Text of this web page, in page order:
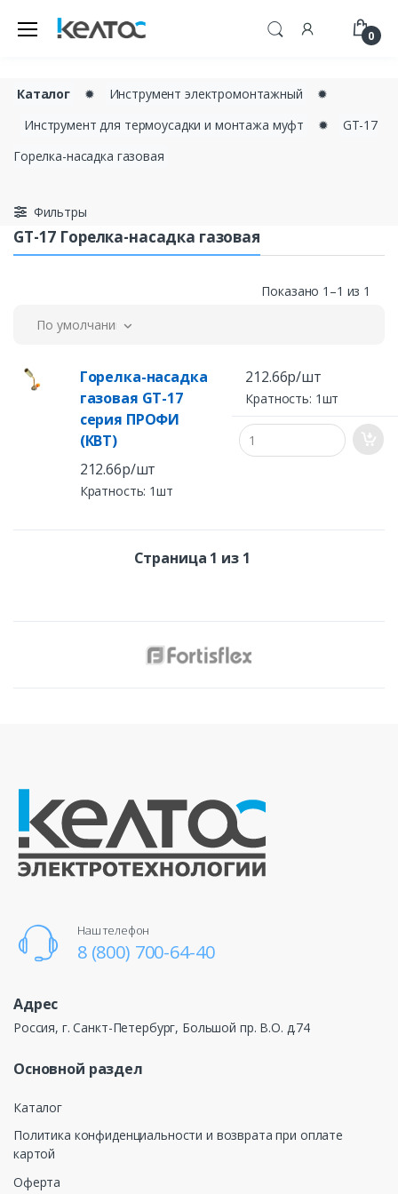
0
Каталог ✹ Инструмент электромонтажный
✹
Инструмент для термоусадки и монтажа муфт
✹
GT-17
Горелка-насадка газовая
Фильтры
GT-17 Горелка-насадка газовая
Показано 1–1 из 1
По умолчанию
Горелка-насадка
газовая GT-17
серия ПРОФИ
(КВТ)
212.66р/шт
Кратность: 1шт
212.66р/шт
Кратность: 1шт
Страница 1 из 1
Наш телефон
8 (800) 700-64-40
Адрес
Россия, г. Санкт-Петербург, Большой пр. В.О. д.74
Основной раздел
Каталог
Политика конфиденциальности и возврата при оплате
картой
Оферта